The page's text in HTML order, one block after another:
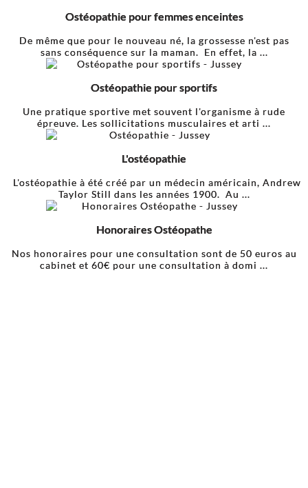
Ostéopathie pour femmes enceintes
De même que pour le nouveau né, la grossesse n'est pas
sans conséquence sur la maman. En effet, la ...
Ostéopathie pour sportifs
Une pratique sportive met souvent l'organisme à rude
épreuve. Les sollicitations musculaires et arti ...
L'ostéopathie
L'ostéopathie à été créé par un médecin américain, Andrew
Taylor Still dans les années 1900. Au ...
Honoraires Ostéopathe
Nos honoraires pour une consultation sont de 50 euros au
cabinet et 60€ pour une consultation à domi ...